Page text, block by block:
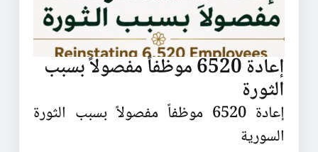
إعادة 6520 موظفاً مفصولاً بسبب
الثورة
إعادة 6520 موظفاً مفصولاً بسبب الثورة
السورية